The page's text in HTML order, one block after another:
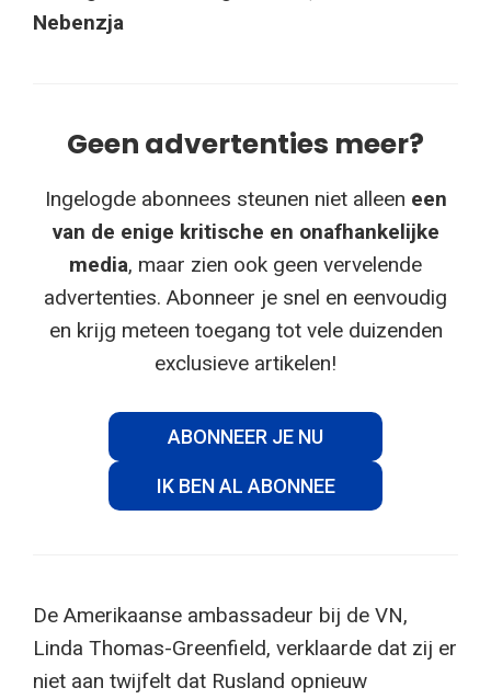
Nebenzja
Geen advertenties meer?
Ingelogde abonnees steunen niet alleen een
van de enige kritische en onafhankelijke
media, maar zien ook geen vervelende
advertenties. Abonneer je snel en eenvoudig
en krijg meteen toegang tot vele duizenden
exclusieve artikelen!
ABONNEER JE NU
IK BEN AL ABONNEE
De Amerikaanse ambassadeur bij de VN,
Linda Thomas-Greenfield, verklaarde dat zij er
niet aan twijfelt dat Rusland opnieuw